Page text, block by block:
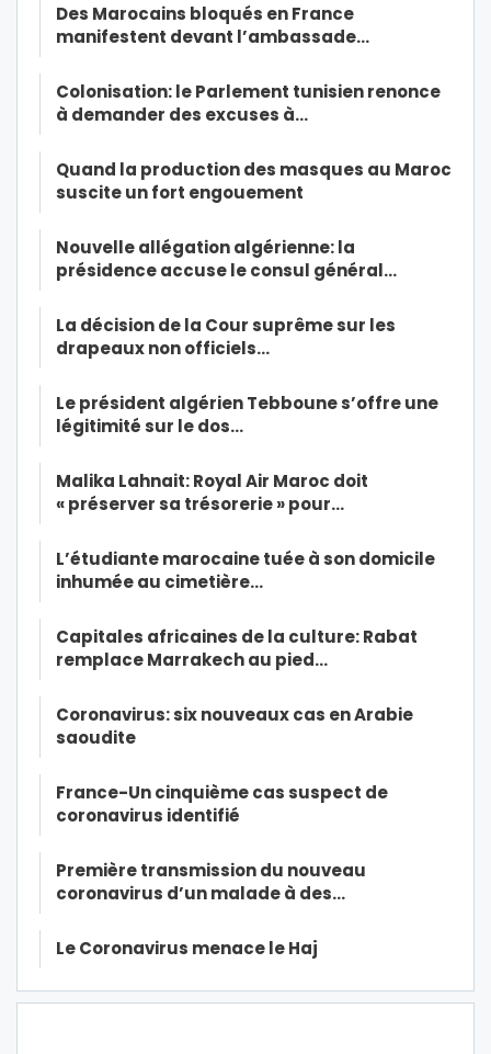
Des Marocains bloqués en France
manifestent devant l’ambassade…
Colonisation: le Parlement tunisien renonce
à demander des excuses à…
Quand la production des masques au Maroc
suscite un fort engouement
Nouvelle allégation algérienne: la
présidence accuse le consul général…
La décision de la Cour suprême sur les
drapeaux non officiels…
Le président algérien Tebboune s’offre une
légitimité sur le dos…
Malika Lahnait: Royal Air Maroc doit
« préserver sa trésorerie » pour…
L’étudiante marocaine tuée à son domicile
inhumée au cimetière…
Capitales africaines de la culture: Rabat
remplace Marrakech au pied…
Coronavirus: six nouveaux cas en Arabie
saoudite
France-Un cinquième cas suspect de
coronavirus identifié
Première transmission du nouveau
coronavirus d’un malade à des…
Le Coronavirus menace le Haj